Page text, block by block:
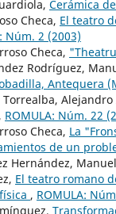
Cerámica
Checa, El teatro
Núm. 2 (2003)
Checa,
Rodríguez,
Antequera
Torrealba,
, ROMULA: Núm. 22
Checa, La
de un
Hernández,
El teatro romano
, ROMULA: